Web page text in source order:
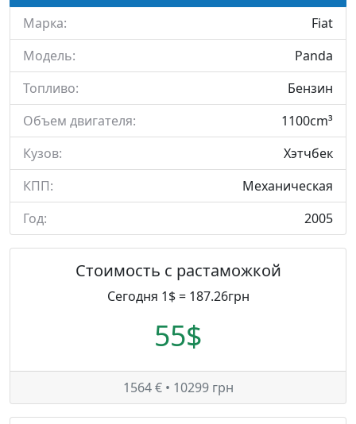
Марка:
Fiat
Модель:
Panda
Топливо:
Бензин
Объем двигателя:
1100cm³
Кузов:
Хэтчбек
КПП:
Механическая
Год:
2005
Стоимость с растаможкой
Сегодня 1$ = 187.26грн
55$
1564 € • 10299 грн